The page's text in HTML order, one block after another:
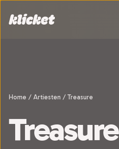
Home / Artiesten / Treasure
Treasure